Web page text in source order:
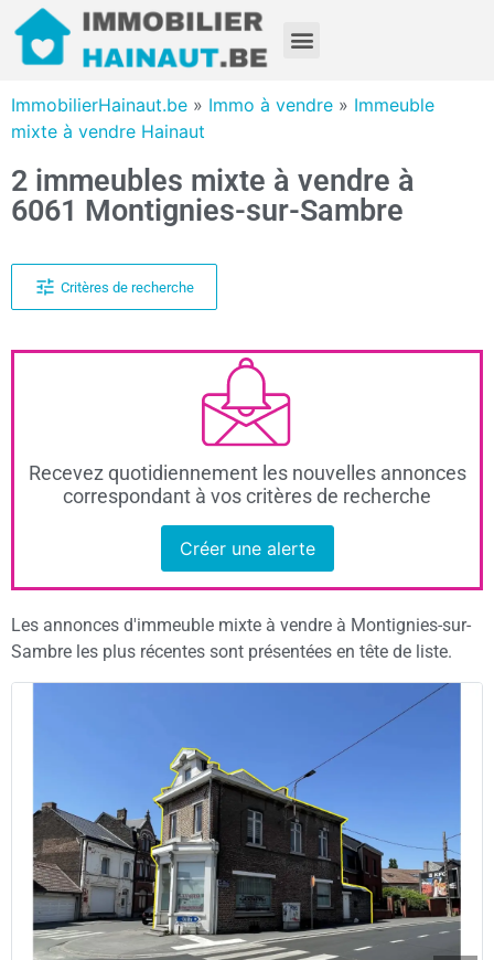
ImmobilierHainaut.be » Immo à vendre » Immeuble
mixte à vendre Hainaut
2 immeubles mixte à vendre à
6061 Montignies-sur-Sambre
Critères de recherche
Recevez quotidiennement les nouvelles annonces
correspondant à vos critères de recherche
Créer une alerte
Les annonces d'immeuble mixte à vendre à Montignies-sur-
Sambre les plus récentes sont présentées en tête de liste.